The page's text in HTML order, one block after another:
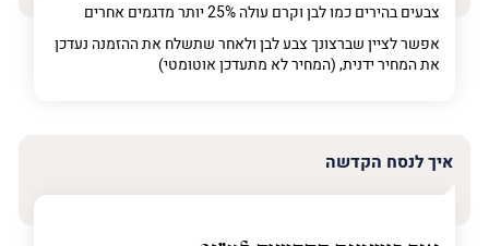
צבעים בהירים כמו לבן וקרם עולה 25% יותר מדגמים אחרים
אפשר לציין שברצונך צבע לבן ולאחר שתשלח את ההזמנה נעדכן
את המחיר ידנית, (המחיר לא מתעדכן אוטומטי)
איך לנסח הקדשה